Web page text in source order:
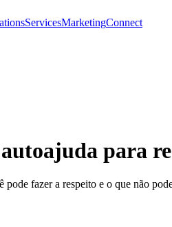
ServicesMarketingConnect
para
pode fazer a respeito e o que não